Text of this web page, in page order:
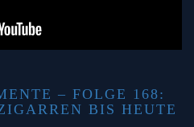
– FOLGE 168:
BIS HEUTE